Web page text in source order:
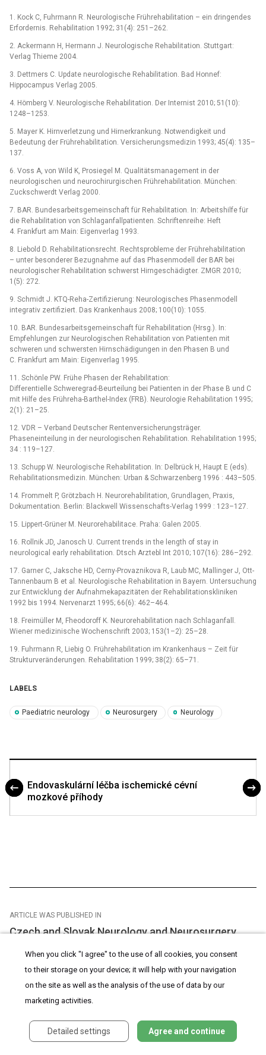
1. Kock C, Fuhrmann R. Neurologische Frührehabilitation –⁠ ein dringendes
Erfordernis. Rehabilitation 1992; 31(4): 251–262.
2. Ackermann H, Hermann J. Neurologische Rehabilitation. Stuttgart:
Verlag Thieme 2004.
3. Dettmers C. Update neurologische Rehabilitation. Bad Honnef:
Hippocampus Verlag 2005.
4. Hömberg V. Neurologische Rehabilitation. Der Internist 2010; 51(10):
1248–1253.
5. Mayer K. Hirnverletzung und Hirnerkrankung. Notwendigkeit und
Bedeutung der Frührehabilitation. Versicherungsmedizin 1993; 45(4): 135–
137.
6. Voss A, von Wild K, Prosiegel M. Qualitätsmanagement in der
neurologischen und neurochirurgischen Frührehabilitation. München:
Zuckschwerdt Verlag 2000.
7. BAR. Bundesarbeitsgemeinschaft für Rehabilitation. In: Arbeitshilfe für
die Rehabilitation von Schlaganfallpatienten. Schriftenreihe: Heft
4. Frankfurt am Main: Eigenverlag 1993.
8. Liebold D. Rehabilitationsrecht. Rechtsprobleme der Frührehabilitation
–⁠ unter besonderer Bezugnahme auf das Phasenmodell der BAR bei
neurologischer Rehabilitation schwerst Hirngeschädigter. ZMGR 2010;
1(5): 272.
9. Schmidt J. KTQ-Reha-Zertifizierung: Neurologisches Phasenmodell
integrativ zertifiziert. Das Krankenhaus 2008; 100(10): 1055.
10. BAR. Bundesarbeitsgemeinschaft für Rehabilitation (Hrsg.). In:
Empfehlungen zur Neurologischen Rehabilitation von Patienten mit
schweren und schwersten Hirnschädigungen in den Phasen B und
C. Frankfurt am Main: Eigenverlag 1995.
11. Schönle PW. Frühe Phasen der Rehabilitation:
Differentielle Schweregrad-Beurteilung bei Patienten in der Phase B und C
mit Hilfe des Frühreha-Barthel-Index (FRB). Neurologie Rehabilitation 1995;
2(1): 21–25.
12. VDR –⁠ Verband Deutscher Rentenversicherungsträger.
Phaseneinteilung in der neurologischen Rehabilitation. Rehabilitation 1995;
34 : 119–127.
13. Schupp W. Neurologische Rehabilitation. In: Delbrück H, Haupt E (eds).
Rehabilitationsmedizin. München: Urban & Schwarzenberg 1996 : 443–505.
14. Frommelt P, Grötzbach H. Neurorehabilitation, Grundlagen, Praxis,
Dokumentation. Berlin: Blackwell Wissenschafts-Verlag 1999 : 123–127.
15. Lippert-Grüner M. Neurorehabilitace. Praha: Galen 2005.
16. Rollnik JD, Janosch U. Current trends in the length of stay in
neurological early rehabilitation. Dtsch Arztebl Int 2010; 107(16): 286–292.
17. Garner C, Jaksche HD, Cerny-Provaznikova R, Laub MC, Mallinger J, Ott-
Tannenbaum B et al. Neurologische Rehabilitation in Bayern. Untersuchung
zur Entwicklung der Aufnahmekapazitäten der Rehabilitationskliniken
1992 bis 1994. Nervenarzt 1995; 66(6): 462–464.
18. Freimüller M, Fheodoroff K. Neurorehabilitation nach Schlaganfall.
Wiener medizinische Wochenschrift 2003; 153(1–2): 25–28.
19. Fuhrmann R, Liebig O. Frührehabilitation im Krankenhaus –⁠ Zeit für
Strukturveränderungen. Rehabilitation 1999; 38(2): 65–71.
LABELS
Paediatric neurology Neurosurgery Neurology
Endovaskulární léčba ischemické cévní
mozkové příhody
ARTICLE WAS PUBLISHED IN
Czech and Slovak Neurology and Neurosurgery
2012
Issue
6
When you click "I agree" to the use of all cookies, you consent
to their storage on your device; it will help with your navigation
on the site as well as the analysis of the use of data by our
marketing activities.
Detailed settings Agree and continue